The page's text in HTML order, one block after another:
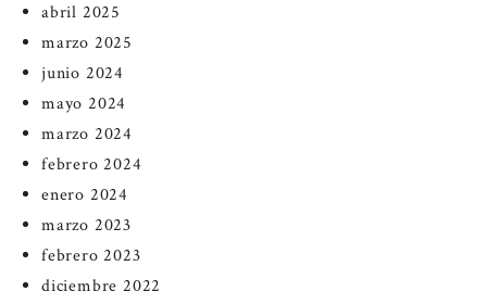
abril 2025
marzo 2025
junio 2024
mayo 2024
marzo 2024
febrero 2024
enero 2024
marzo 2023
febrero 2023
diciembre 2022